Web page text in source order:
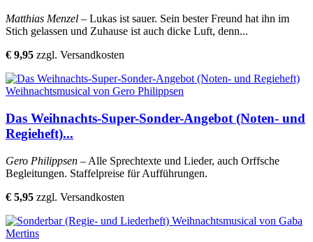
Matthias Menzel – Lukas ist sauer. Sein bester Freund hat ihn im
Stich gelassen und Zuhause ist auch dicke Luft, denn...
€ 9,95 zzgl. Versandkosten
Das Weihnachts-Super-Sonder-Angebot (Noten- und
Regieheft)...
Gero Philippsen – Alle Sprechtexte und Lieder, auch Orffsche
Begleitungen. Staffelpreise für Aufführungen.
€ 5,95 zzgl. Versandkosten